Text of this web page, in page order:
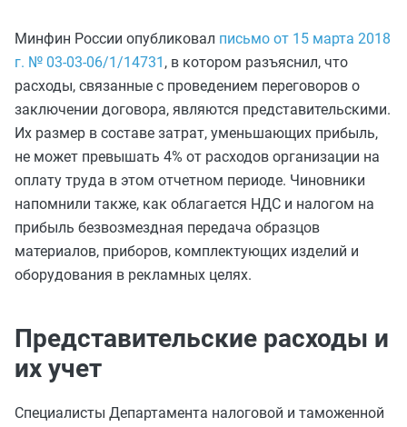
Минфин России опубликовал письмо от 15 марта 2018
г. № 03-03-06/1/14731 , в котором разъяснил, что
расходы, связанные с проведением переговоров о
заключении договора, являются представительскими.
Их размер в составе затрат, уменьшающих прибыль,
не может превышать 4% от расходов организации на
оплату труда в этом отчетном периоде. Чиновники
напомнили также, как облагается НДС и налогом на
прибыль безвозмездная передача образцов
материалов, приборов, комплектующих изделий и
оборудования в рекламных целях.
Представительские расходы и
их учет
Специалисты Департамента налоговой и таможенной